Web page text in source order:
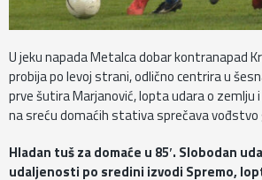
U jeku napada Metalca dobar kontranapad
probija po levoj strani, odlično centrira u
prve šutira Marjanović, lopta udara o zemlju
na sreću domaćih stativa sprečava vođstvo
Hladan tuš za domaće u 85′. Slobodan
udaljenosti po sredini izvodi Spremo,